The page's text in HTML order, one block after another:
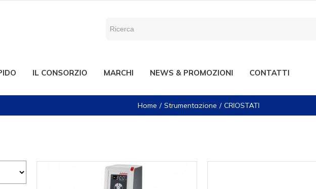
IL CONSORZIO MARCHI NEWS & PROMOZIONI CONTATTI
Home Strumentazione CRIOSTATI